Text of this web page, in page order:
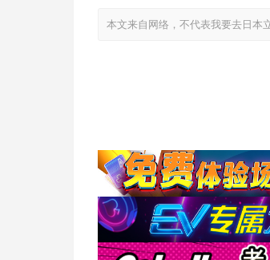
本文来自网络，不代表我要去日本